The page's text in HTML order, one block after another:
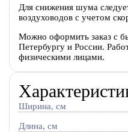
Для снижения шума
воздуховодов с учетом
Можно оформить заказ с
Петербургу и России.
физическими лицами.
Ширина, см
Длина, см